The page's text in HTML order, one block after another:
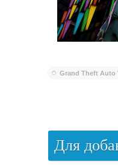
Grand Theft Auto
Для